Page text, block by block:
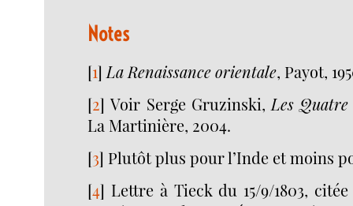
Notes
[1] La Renaissance orientale, Payot,
[2]Voir Serge Gruzinski, Les
La Martinière, 2004.
[3] Plutôt plus pour l’Inde et moins
[4] Lettre à Tieck du 15/9/1803,